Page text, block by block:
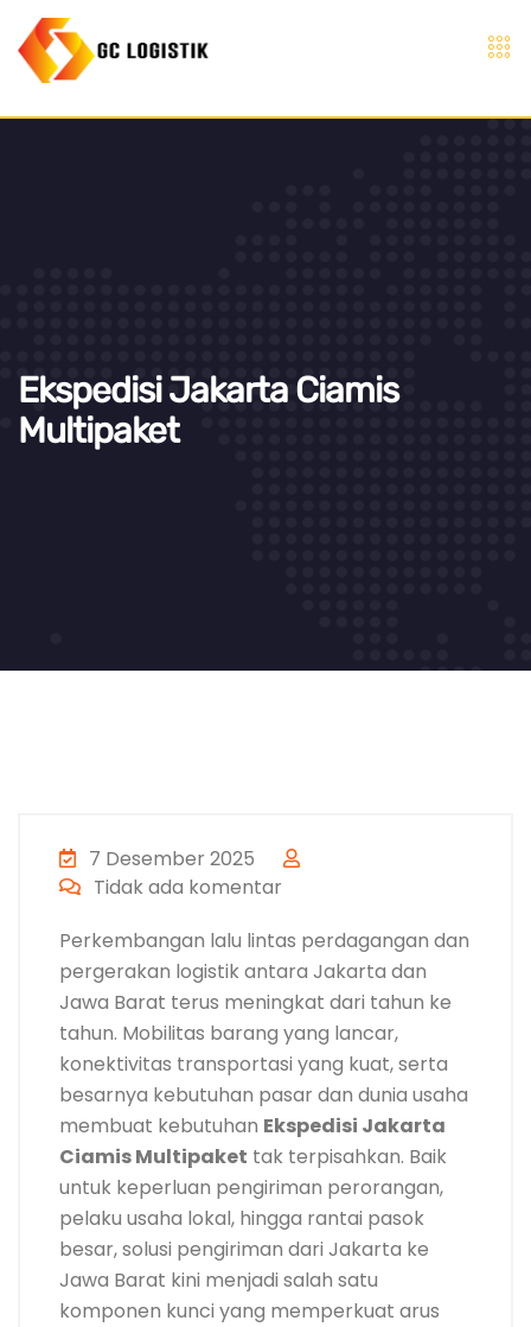
Ekspedisi Jakarta Ciamis
Multipaket
7 Desember 2025
Tidak ada komentar
Perkembangan lalu lintas perdagangan dan
pergerakan logistik antara Jakarta dan
Jawa Barat terus meningkat dari tahun ke
tahun. Mobilitas barang yang lancar,
konektivitas transportasi yang kuat, serta
besarnya kebutuhan pasar dan dunia usaha
membuat kebutuhan Ekspedisi Jakarta
Ciamis Multipaket tak terpisahkan. Baik
untuk keperluan pengiriman perorangan,
pelaku usaha lokal, hingga rantai pasok
besar, solusi pengiriman dari Jakarta ke
Jawa Barat kini menjadi salah satu
komponen kunci yang memperkuat arus